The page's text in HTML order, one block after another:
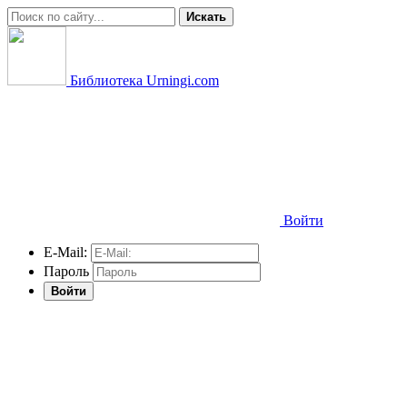
Искать
Библиотека Urningi.com
Войти
E-Mail:
Пароль
Войти